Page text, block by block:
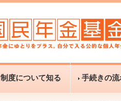
制度について知る 手続きの